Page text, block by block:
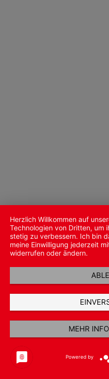
Herzlich Willkommen auf
Technologien von Dritten, um
stetig zu verbessern. Ich bin
meine Einwilligung jederzeit
widerrufen oder ändern.
MEHR
Powered by